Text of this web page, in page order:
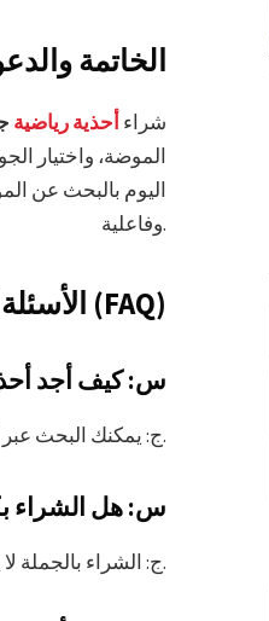
الخاتمة
شراءأحذية رياضية
الموضة، واختيار
اليوم بالبحث عن
وفاعلية.
الأسئلة الشائعة (FAQ)
س: كيف أجد
ج: يمكنك البحث عبر الموردين المحليين أو الدوليين، والتطبيقات المتخصصة، مثل احذية بالجملة.
س: هل الشراء
ج: الشراء بالجملة لا يعني الجودة دائمًا. من المهم اختبار العينات ومراجعة تقييمات الموردين قبل الشراء.